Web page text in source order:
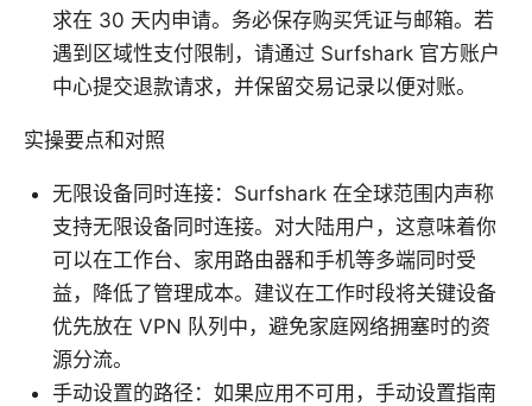
求在 30 天内申请。务必保存购买凭证与邮箱。若
遇到区域性支付限制，请通过 Surfshark 官方账户
中心提交退款请求，并保留交易记录以便对账。
实操要点和对照
无限设备同时连接：Surfshark 在全球范围内声称
支持无限设备同时连接。对大陆用户，这意味着你
可以在工作台、家用路由器和手机等多端同时受
益，降低了管理成本。建议在工作时段将关键设备
优先放在 VPN 队列中，避免家庭网络拥塞时的资
源分流。
手动设置的路径：如果应用不可用，手动设置指南